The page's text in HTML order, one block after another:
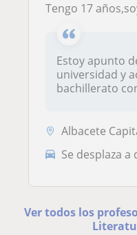
Tengo 17 años,soy
Estoy apunto
universidad y
bachillerato
Albacete
Se desplaza a
Ver todos los